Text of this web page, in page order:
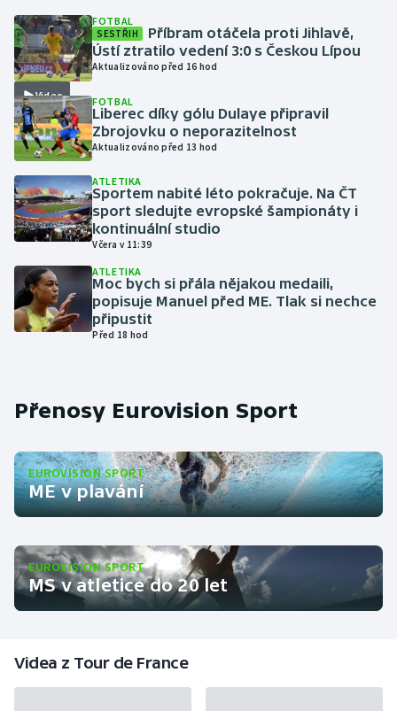
Video
FOTBAL
SESTŘIH
Příbram otáčela proti Jihlavě,
Ústí ztratilo vedení 3:0 s Českou Lípou
Aktualizováno před 16 hod
FOTBAL
Liberec díky gólu Dulaye připravil
Zbrojovku o neporazitelnost
Aktualizováno před 13 hod
ATLETIKA
Sportem nabité léto pokračuje. Na ČT
sport sledujte evropské šampionáty i
kontinuální studio
Včera v 11:39
ATLETIKA
Moc bych si přála nějakou medaili,
popisuje Manuel před ME. Tlak si nechce
připustit
Před 18 hod
Přenosy Eurovision Sport
EUROVISION SPORT
ME v plavání
EUROVISION SPORT
MS v atletice do 20 let
Videa z Tour de France